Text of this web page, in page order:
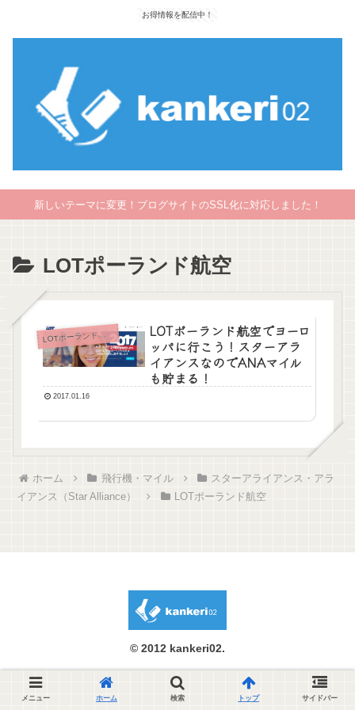
お得情報を配信中！
新しいテーマに変更！ブログサイトのSSL化に対応しました！
LOTポーランド航空
L
OTポーランド航空
LOTポーランド航空でヨーロ
ッパに行こう！スターアラ
イアンスなのでANAマイル
も貯まる！
2017.01.16
ホーム 飛行機・マイル
スターアライアンス・アラ
イアンス（Star Alliance）
LOTポーランド航空
© 2012 kankeri02.
メニュー ホーム 検索 トップ サイドバー